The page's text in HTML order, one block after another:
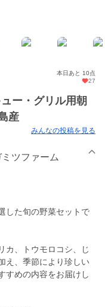
本日あと 10点
27
ー・グリル用朝
産
みんなの投稿を見る
ツファーム
した旬の野菜セットで
カ、トウモロコシ、じ
え、季節により珍しい
すめの内容をお届けし